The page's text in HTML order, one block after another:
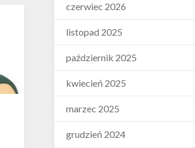
czerwiec 2026
listopad 2025
październik 2025
kwiecień 2025
marzec 2025
grudzień 2024